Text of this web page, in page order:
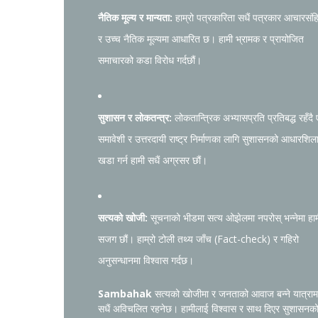
नैतिक मूल्य र मान्यता: हाम्रो पत्रकारिता सधैं पत्रकार
र उच्च नैतिक मूल्यमा आधारित छ। हामी भ्रामक र प्रायोजित
समाचारको कडा विरोध गर्दछौं।
सुशासन र लोकतन्त्र: लोकतान्त्रिक अभ्यासप्रति प्रतिबद्ध रहँदै
समावेशी र उत्तरदायी राष्ट्र निर्माणका लागि सुशासनको आधारशिला
खडा गर्न हामी सधैं अग्रसर छौं।
सत्यको खोजी: सूचनाको भीडमा सत्य ओझेलमा नपरोस् भन्नेमा
सजग छौं। हाम्रो टोली तथ्य जाँच (Fact-check) र गहिरो
अनुसन्धानमा विश्वास गर्दछ।
Sambahak सत्यको खोजीमा र जनताको आवाज बन्ने
सधैं अविचलित रहनेछ। हामीलाई विश्वास र साथ दिएर सुशासनको